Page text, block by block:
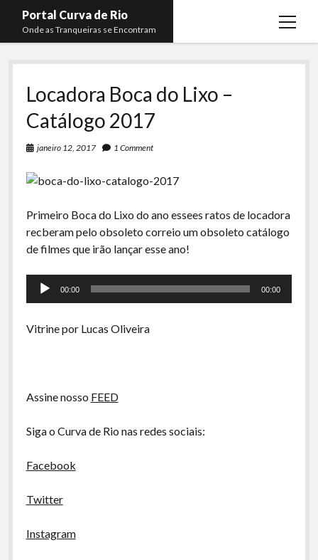
Portal Curva de Rio
Onde as Tranqueiras se Encontram
open
Podcasts open
Curva de Rio
Curva Belas Artes
Curva Classics
Boca do Lixo
Rachão na Beira do RIo
Arquivo CDR
A Ripa É a Lei
Membros open
Almir Ribeiro
Felype Silva
Mateus Mantoan
Rafael Almeida
twitterfacebookinstagramyoutube
rss
Locadora Boca do Lixo –
Catálogo 2017
janeiro 12, 2017 1 Comment
Primeiro Boca do Lixo do ano essees ratos de locadora
recberam pelo obsoleto correio um obsoleto catálogo
de filmes que irão lançar esse ano!
Tocador
00:00 00:00
Vitrine por Lucas Oliveira
Assine nosso FEED
Siga o Curva de Rio nas redes sociais:
Facebook
Twitter
Instagram